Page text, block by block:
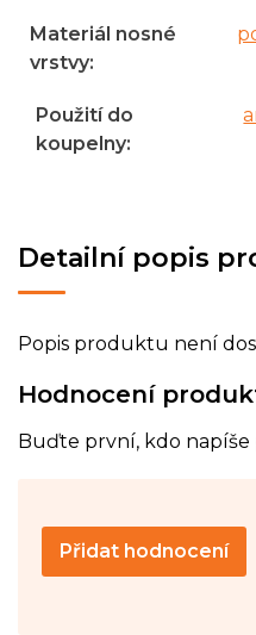
Detailní popis
Popis produktu není
Materiál nosné
vrstvy:
Použití do
koupelny:
Hodnocení
Buďte první, kdo napíše
Přidat hodnocení